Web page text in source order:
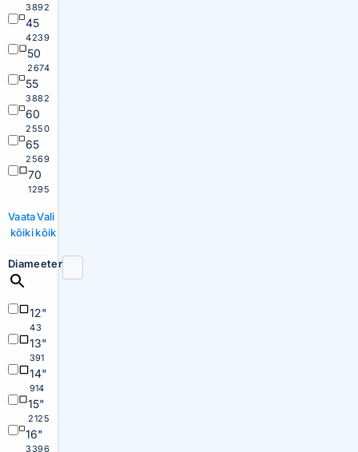
3892
45
4239
50
2674
55
3882
60
2550
65
2569
70
1295
Vaata
kõiki
Vali
kõik
Diameeter
12"
43
13"
391
14"
914
15"
2125
16"
3396